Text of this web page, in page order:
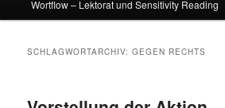
Wortflow – Lektorat und Sensitivity Reading
SCHLAGWORTARCHIV:GEGEN RECHTS